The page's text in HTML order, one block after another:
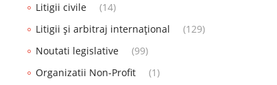
Litigii civile
(14)
Litigii și arbitraj internațional
(129)
Noutati legislative
(99)
Organizatii Non-Profit
(1)